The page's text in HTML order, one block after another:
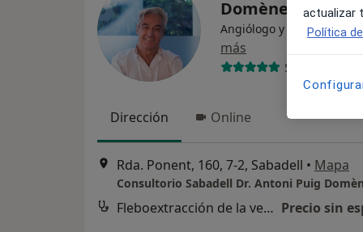
Domènech
Angiólogo y cirujano
más
558 opiniones
Dirección Online
Rda. Ponent, 160, 7-2, Sabadell • Mapa
Consultorio Sabadell Dr. Antoni Puig
Fleboextracción de la vena safena Precio sin
actualizar
Política